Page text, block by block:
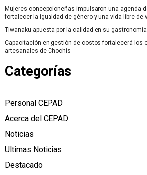
Mujeres concepcioneñas impulsaron una agenda
fortalecer la igualdad de género y una vida libre de
Tiwanaku apuesta por la calidad en su
Capacitación en gestión de costos fortalecerá los
artesanales de Chochís
Categorías
Personal CEPAD
Acerca del CEPAD
Noticias
Ultimas Noticias
Destacado